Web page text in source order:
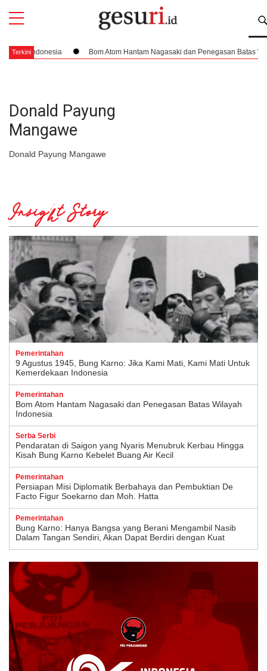
Terkini
Indonesia Bom Atom Hantam Nagasaki dan Penegasan Batas Wilayah
Donald Payung
Mangawe
Donald Payung Mangawe
All
Insight Story
Pemerintahan
9 Agustus 1945, Bung Karno: Jika Kami Mati, Kami Mati Untuk
Kemerdekaan Indonesia
Pemerintahan
Bom Atom Hantam Nagasaki dan Penegasan Batas Wilayah
Indonesia
Serba Serbi
Pendaratan di Saigon yang Nyaris Menubruk Kerbau Hingga
Kisah Bung Karno Kebelet Buang Air Kecil
Pemerintahan
Persiapan Misi Diplomatik Berbahaya dan Pembuktian De
Facto Figur Soekarno dan Moh. Hatta
Pemerintahan
Bung Karno: Hanya Bangsa yang Berani Mengambil Nasib
Dalam Tangan Sendiri, Akan Dapat Berdiri dengan Kuat